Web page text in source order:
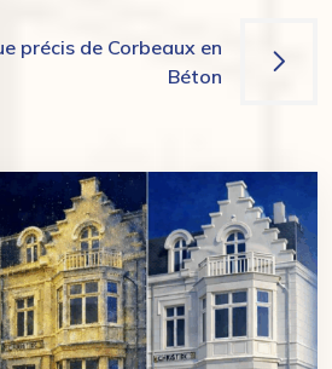
précis de Corbeaux en
Béton